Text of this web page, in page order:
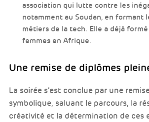
association qui lutte contre les
notamment au Soudan, en formant
métiers de la tech. Elle a déjà
femmes en Afrique.
Une remise de diplômes
La soirée s’est conclue par une
symbolique, saluant le parcours, la
créativité et la détermination de ces